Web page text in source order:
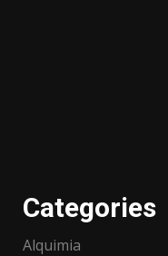
Categories
Alquimia